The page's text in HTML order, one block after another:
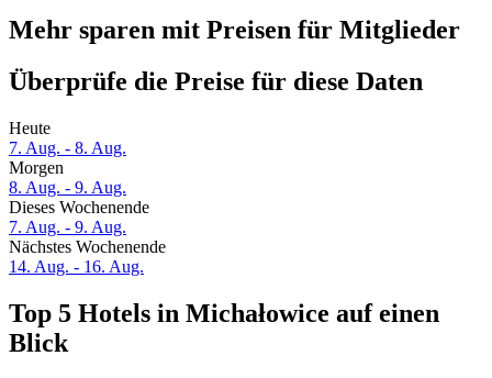
Mehr sparen mit Preisen für Mitglieder
Überprüfe die Preise für diese Daten
Heute
7. Aug. - 8. Aug.
Morgen
8. Aug. - 9. Aug.
Dieses Wochenende
7. Aug. - 9. Aug.
Nächstes Wochenende
14. Aug. - 16. Aug.
Top 5 Hotels in Michałowice auf einen
Blick